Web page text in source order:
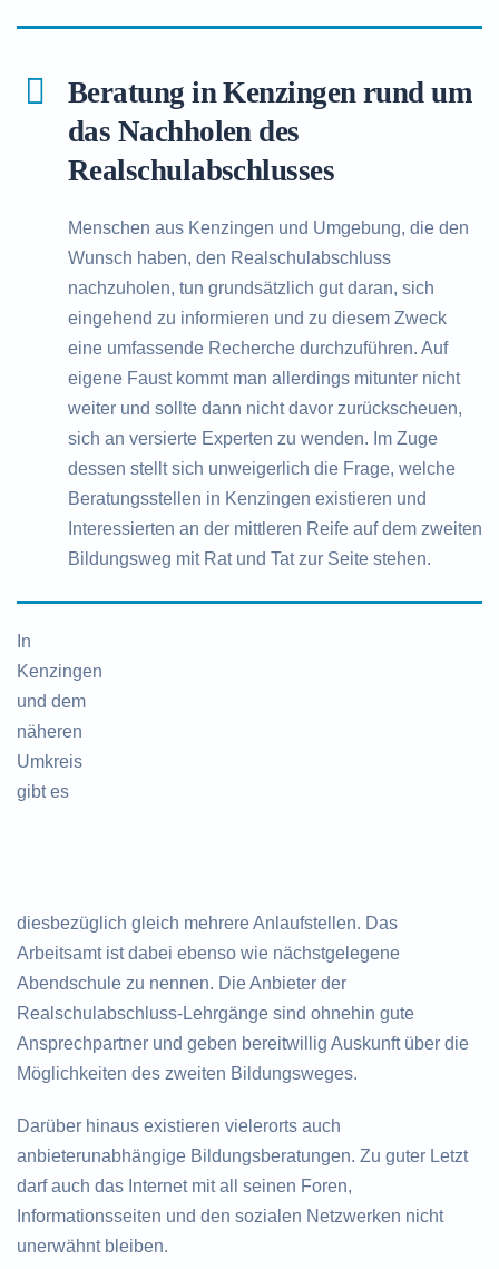
Beratung in Kenzingen rund um
das Nachholen des
Realschulabschlusses
Menschen aus Kenzingen und Umgebung, die den
Wunsch haben, den Realschulabschluss
nachzuholen, tun grundsätzlich gut daran, sich
eingehend zu informieren und zu diesem Zweck
eine umfassende Recherche durchzuführen. Auf
eigene Faust kommt man allerdings mitunter nicht
weiter und sollte dann nicht davor zurückscheuen,
sich an versierte Experten zu wenden. Im Zuge
dessen stellt sich unweigerlich die Frage, welche
Beratungsstellen in Kenzingen existieren und
Interessierten an der mittleren Reife auf dem zweiten
Bildungsweg mit Rat und Tat zur Seite stehen.
In
Kenzingen
und dem
näheren
Umkreis
gibt es
diesbezüglich gleich mehrere Anlaufstellen. Das
Arbeitsamt ist dabei ebenso wie nächstgelegene
Abendschule zu nennen. Die Anbieter der
Realschulabschluss-Lehrgänge sind ohnehin gute
Ansprechpartner und geben bereitwillig Auskunft über die
Möglichkeiten des zweiten Bildungsweges.
Darüber hinaus existieren vielerorts auch
anbieterunabhängige Bildungsberatungen. Zu guter Letzt
darf auch das Internet mit all seinen Foren,
Informationsseiten und den sozialen Netzwerken nicht
unerwähnt bleiben.